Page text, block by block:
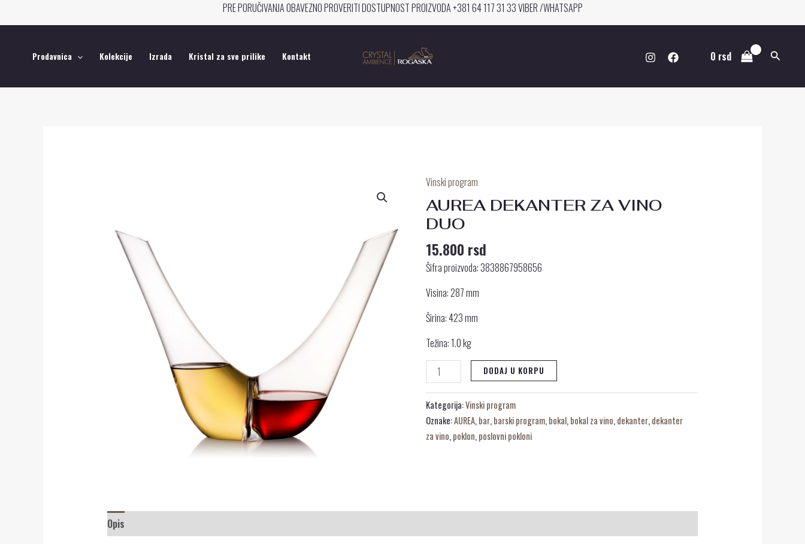
na
PRE PORUČIVANJA OBAVEZNO PROVERITI DOSTUPNOST PROIZVODA +381 64 117 31 33 VIBER /WHATSAPP
Prodavnica Kolekcije Izrada Kristal za sve prilike Kontakt 0 rsd Pretraga
Vinski program
AUREA DEKANTER ZA VINO
DUO
15.800 rsd
Šifra proizvoda: 3838867958656
Visina: 287 mm
Širina: 423 mm
Težina: 1.0 kg
AUREA
DEKANTER
ZA
VINO
DUO
količina
DODAJ U KORPU
Kategorija:Vinski program
Oznake:AUREA,bar,barski program,bokal,bokal za vino,dekanter,dekanter
za vino,poklon,poslovni pokloni
Opis